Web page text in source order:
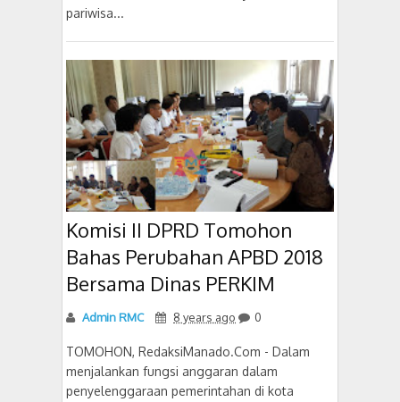
pariwisa...
Komisi II DPRD Tomohon
Bahas Perubahan APBD 2018
Bersama Dinas PERKIM
Admin RMC 8 years ago 0
TOMOHON, RedaksiManado.Com - Dalam
menjalankan fungsi anggaran dalam
penyelenggaraan pemerintahan di kota